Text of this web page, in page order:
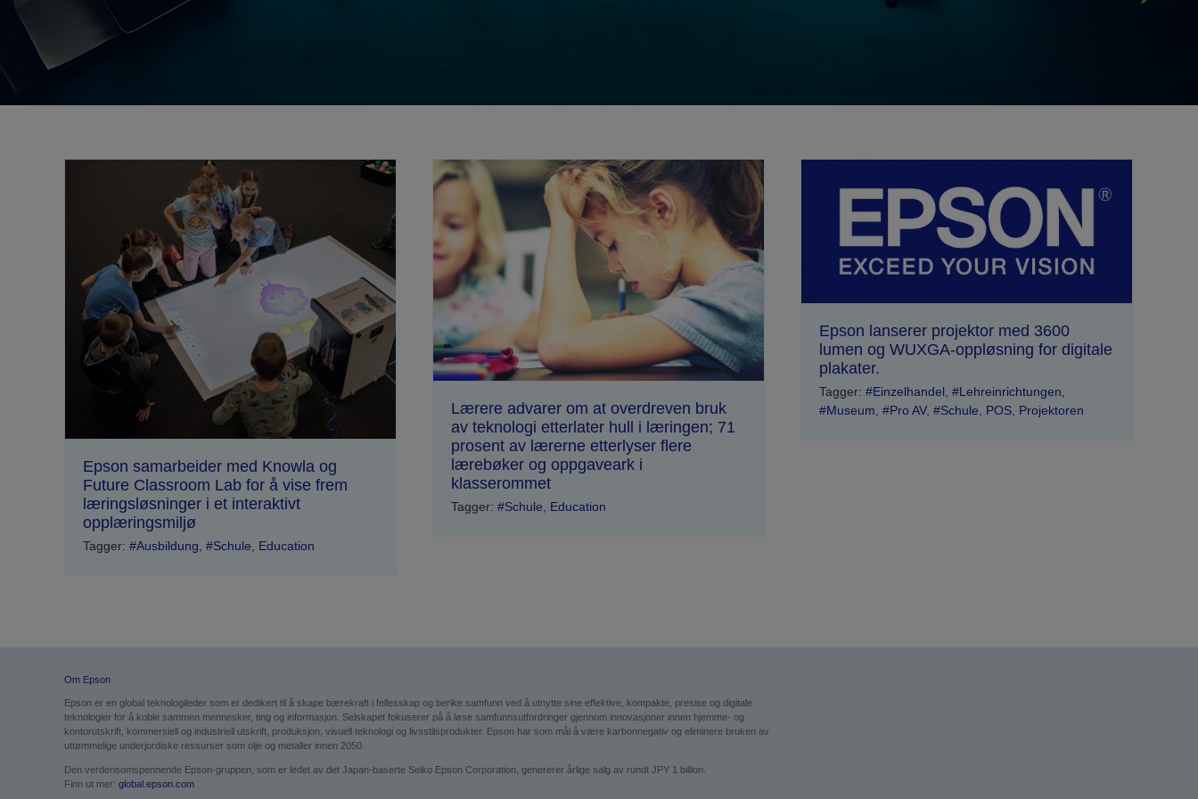
Epson samarbeider med Knowla og
Future Classroom Lab for å vise frem
læringsløsninger i et interaktivt
opplæringsmiljø
Tagger: #Ausbildung #Schule Education
Lærere advarer om at overdreven bruk
av teknologi etterlater hull i læringen; 71
prosent av lærerne etterlyser flere
lærebøker og oppgaveark i
klasserommet
Tagger: #Schule Education
Epson lanserer projektor med 3600
lumen og WUXGA-oppløsning for digitale
plakater.
Tagger: #Einzelhandel #Lehreinrichtungen
#Museum #Pro AV, #Schule POS Projektoren
Om Epson
Epson er en global teknologileder som er dedikert til å skape bærekraft i fellesskap og berike samfunn ved å utnytte sine effektive, kompakte, presise og digitale
teknologier for å koble sammen mennesker, ting og informasjon. Selskapet fokuserer på å løse samfunnsutfordringer gjennom innovasjoner innen hjemme- og
kontorutskrift, kommersiell og industriell utskrift, produksjon, visuell teknologi og livsstilsprodukter. Epson har som mål å være karbonnegativ og eliminere bruken av
uttømmelige underjordiske ressurser som olje og metaller innen 2050.
Den verdensomspennende Epson-gruppen, som er ledet av det Japan-baserte Seiko Epson Corporation, genererer årlige salg av rundt JPY 1 billion.
Finn ut mer: global.epson.com